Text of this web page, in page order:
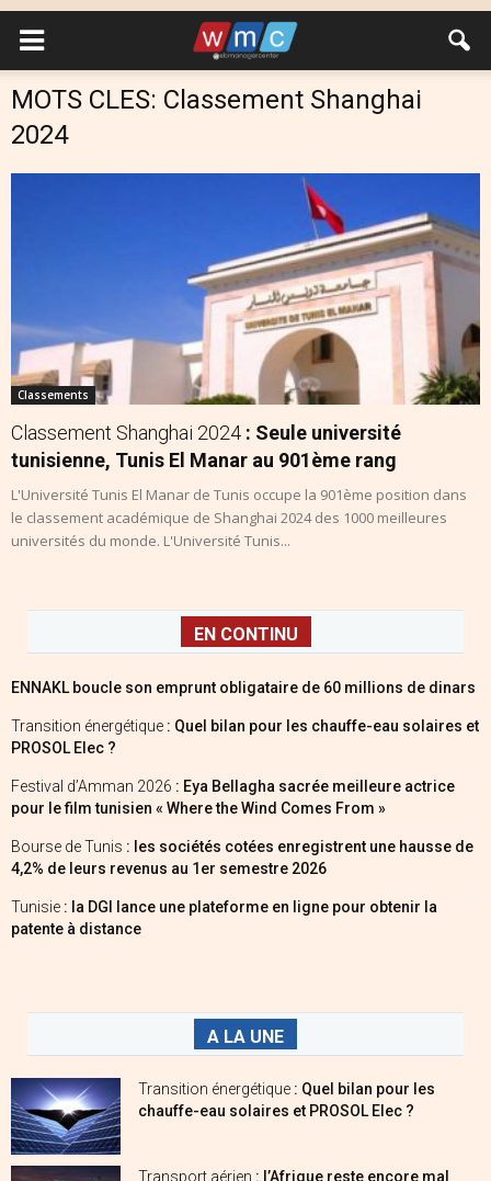
MOTS CLES: Classement Shanghai
2024
Classements
Classement Shanghai 2024 : Seule université
tunisienne, Tunis El Manar au 901ème rang
L'Université Tunis El Manar de Tunis occupe la 901ème position dans
le classement académique de Shanghai 2024 des 1000 meilleures
universités du monde. L'Université Tunis...
EN CONTINU
ENNAKL boucle son emprunt obligataire de 60 millions de dinars
Transition énergétique : Quel bilan pour les chauffe-eau solaires et
PROSOL Elec ?
Festival d’Amman 2026 : Eya Bellagha sacrée meilleure actrice
pour le film tunisien « Where the Wind Comes From »
Bourse de Tunis : les sociétés cotées enregistrent une hausse de
4,2% de leurs revenus au 1er semestre 2026
Tunisie : la DGI lance une plateforme en ligne pour obtenir la
patente à distance
A LA UNE
Transition énergétique : Quel bilan pour les
chauffe-eau solaires et PROSOL Elec ?
Transport aérien : l’Afrique reste encore mal